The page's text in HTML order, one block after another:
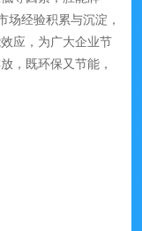
场经验积累与沉淀，
应，为广大企业节
，既环保又节能，